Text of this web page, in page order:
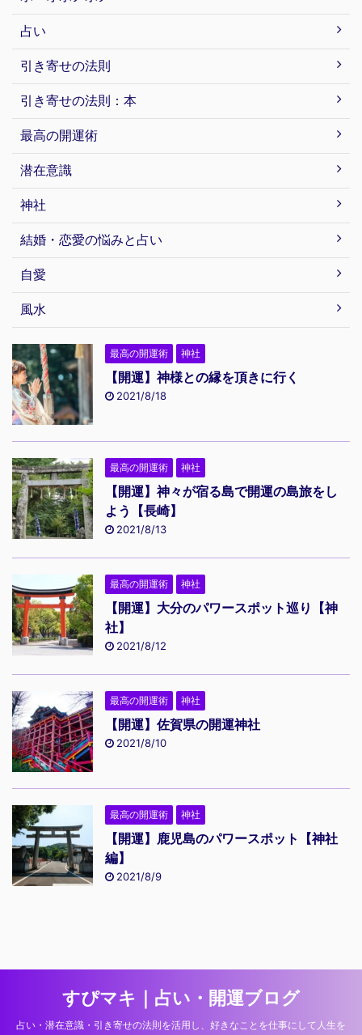
占い
引き寄せの法則
引き寄せの法則：本
最高の開運術
潜在意識
神社
結婚・恋愛の悩みと占い
自愛
風水
最高の開運術 神社
【開運】神様との縁を頂きに行く
2021/8/18
最高の開運術 神社
【開運】神々が宿る島で開運の島旅をし
よう【長崎】
2021/8/13
最高の開運術 神社
【開運】大分のパワースポット巡り【神
社】
2021/8/12
最高の開運術 神社
【開運】佐賀県の開運神社
2021/8/10
最高の開運術 神社
【開運】鹿児島のパワースポット【神社
編】
2021/8/9
すぴマキ｜占い・開運ブログ
占い・潜在意識・引き寄せの法則を活用し、好きなことを仕事にして人生を